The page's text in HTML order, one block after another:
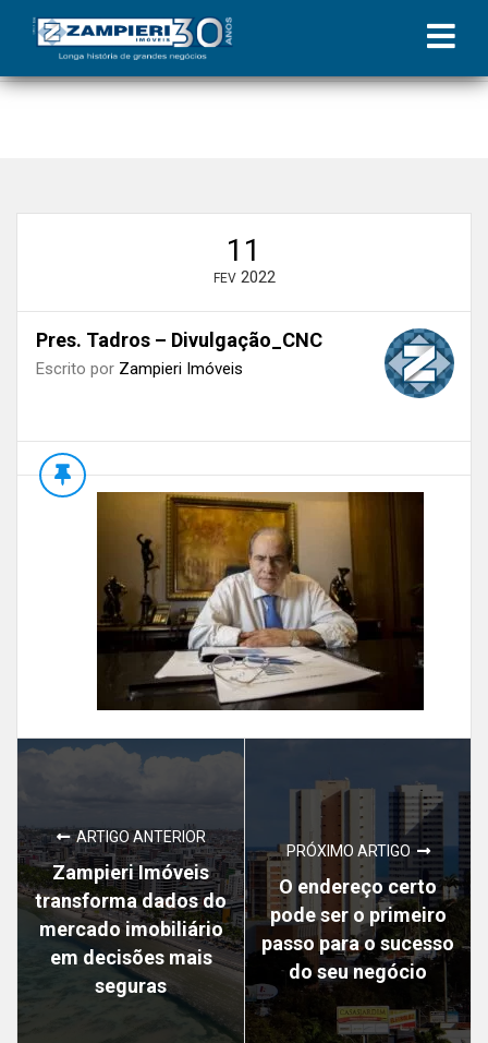
Início»Blog»O Comércio em 2022! | Coluna Zampieri
Pres.
Tadros – Divulgação_CNC
11
FEV 2022
Pres. Tadros – Divulgação_CNC
Escrito por Zampieri Imóveis
ARTIGO ANTERIOR
Zampieri Imóveis
transforma dados do
mercado imobiliário
em decisões mais
seguras
PRÓXIMO ARTIGO
O endereço certo
pode ser o primeiro
passo para o sucesso
do seu negócio